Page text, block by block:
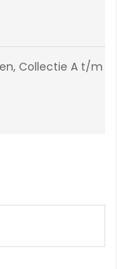
, Collectie A t/m